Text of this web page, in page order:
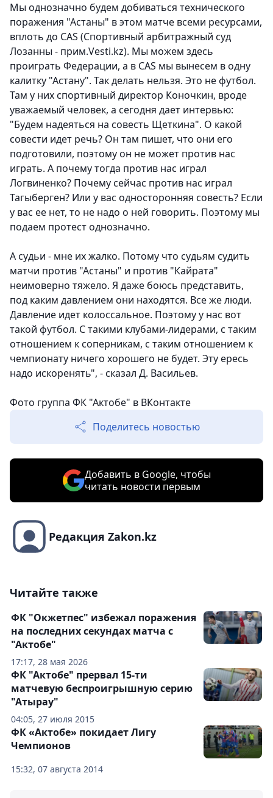
Мы однозначно будем добиваться технического
поражения "Астаны" в этом матче всеми ресурсами,
вплоть до CAS (Спортивный арбитражный суд
Лозанны - прим.Vesti.kz). Мы можем здесь
проиграть Федерации, а в CAS мы вынесем в одну
калитку "Астану". Так делать нельзя. Это не футбол.
Там у них спортивный директор Коночкин, вроде
уважаемый человек, а сегодня дает интервью:
"Будем надеяться на совесть Щеткина". О какой
совести идет речь? Он там пишет, что они его
подготовили, поэтому он не может против нас
играть. А почему тогда против нас играл
Логвиненко? Почему сейчас против нас играл
Тагыберген? Или у вас односторонняя совесть? Если
у вас ее нет, то не надо о ней говорить. Поэтому мы
подаем протест однозначно.
А судьи - мне их жалко. Потому что судьям судить
матчи против "Астаны" и против "Кайрата"
неимоверно тяжело. Я даже боюсь представить,
под каким давлением они находятся. Все же люди.
Давление идет колоссальное. Поэтому у нас вот
такой футбол. С такими клубами-лидерами, с таким
отношением к соперникам, с таким отношением к
чемпионату ничего хорошего не будет. Эту ересь
надо искоренять", - сказал Д. Васильев.
Фото группа ФК "Актобе" в ВКонтакте
Поделитесь новостью
Добавить в Google, чтобы
читать новости первым
Редакция Zakon.kz
Читайте также
17:17, 28 мая 2026
ФК "Окжетпес" избежал поражения
на последних секундах матча с
"Актобе"
04:05, 27 июля 2015
ФК "Актобе" прервал 15-ти
матчевую беспроигрышную серию
"Атырау"
15:32, 07 августа 2014
ФК «Актобе» покидает Лигу
Чемпионов